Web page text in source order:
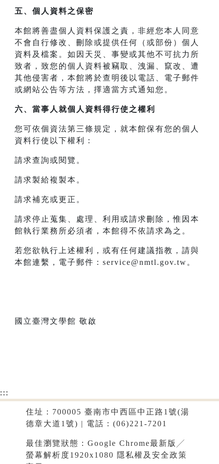
五、個人資料之保密
本館將善盡個人資料保護之責，非經您本人同意
不會自行修改、刪除或提供任何（或部份）個人
資料及檔案。如因天災、事變或其他不可抗力所
致者，致您的個人資料被竊取、洩漏、竄改、遭
其他侵害者，本館將於查明後以電話、電子郵件
或網站公告等方法，擇適當方式通知您。
六、當事人就個人資料得行使之權利
您可依個資法第三條規定，就本館保有您的個人
資料行使以下權利：
請求查詢或閱覽。
請求製給複製本。
請求補充或更正。
請求停止蒐集、處理、利用或請求刪除，惟因本
館執行業務所必須者，本館得不依請求為之。
若您欲執行上述權利，或有任何建議指教，請與
本館連繫，電子郵件：service@nmtl.gov.tw。
國立臺灣文學館 敬啟
:::
住址：700005 臺南市中西區中正路1號(湯
德章大道1號) | 電話：(06)221-7201
最佳瀏覽狀態：Google Chrome最新版╱
螢幕解析度1920x1080 隱私權及安全政策